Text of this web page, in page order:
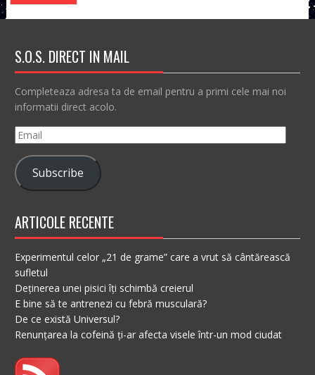
S.O.S. DIRECT IN MAIL
Completeaza adresa ta de email pentru a primi cele mai noi
informatii direct acolo.
Email
Subscribe
ARTICOLE RECENTE
Experimentul celor „21 de grame” care a vrut să cântărească
sufletul
Deținerea unei pisici îți schimbă creierul
E bine să te antrenezi cu febră musculară?
De ce există Universul?
Renunțarea la cofeină ți-ar afecta visele într-un mod ciudat